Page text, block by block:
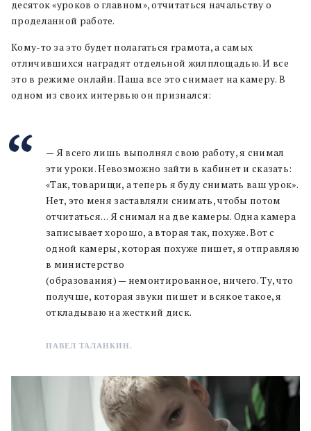
десяток «уроков о главном», отчитаться начальству о
проделанной работе.
Кому-то за это будет полагаться грамота, а самых
отличившихся наградят отдельной жилплощадью. И все
это в режиме онлайн. Паша все это снимает на камеру. В
одном из своих интервью он признался:
— Я всего лишь выполнял свою работу, я снимал
эти уроки. Невозможно зайти в кабинет и сказать:
«Так, товарищи, а теперь я буду снимать ваш урок».
Нет, это меня заставляли снимать, чтобы потом
отчитаться… Я снимал на две камеры. Одна камера
записывает хорошо, а вторая так, похуже. Вот с
одной камеры, которая похуже пишет, я отправляю
в министерство
(образования) — немонтированное, ничего. Ту, что
получше, которая звуки пишет и всякое такое, я
откладываю на жесткий диск.
ПАВЕЛ ТАЛАНКИН.